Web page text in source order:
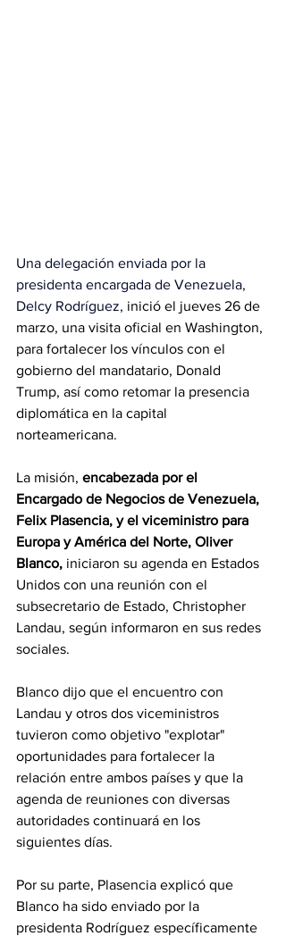
Una delegación enviada por la
presidenta encargada de Venezuela,
Delcy Rodríguez, inició el jueves 26 de
marzo, una visita oficial en Washington,
para fortalecer los vínculos con el
gobierno del mandatario, Donald
Trump, así como retomar la presencia
diplomática en la capital
norteamericana.
La misión, encabezada por el
Encargado de Negocios de Venezuela,
Felix Plasencia, y el viceministro para
Europa y América del Norte, Oliver
Blanco, iniciaron su agenda en Estados
Unidos con una reunión con el
subsecretario de Estado, Christopher
Landau, según informaron en sus redes
sociales.
Blanco dijo que el encuentro con
Landau y otros dos viceministros
tuvieron como objetivo "explotar"
oportunidades para fortalecer la
relación entre ambos países y que la
agenda de reuniones con diversas
autoridades continuará en los
siguientes días.
Por su parte, Plasencia explicó que
Blanco ha sido enviado por la
presidenta Rodríguez específicamente